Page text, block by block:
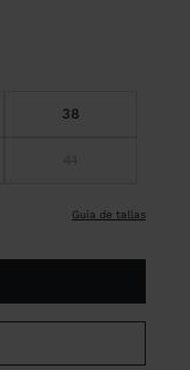
38
guía de tallas